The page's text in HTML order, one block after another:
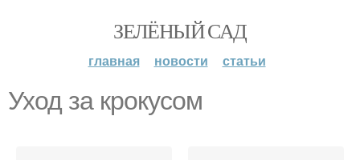
ЗЕЛЁНЫЙ САД
главная новости статьи
Уход за крокусом